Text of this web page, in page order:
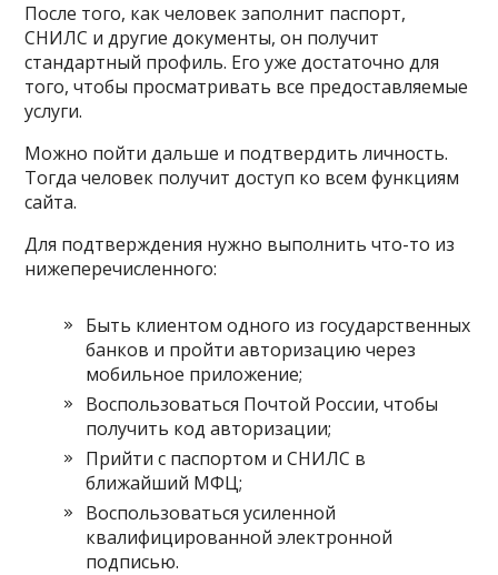
После того, как человек заполнит паспорт,
СНИЛС и другие документы, он получит
стандартный профиль. Его уже достаточно для
того, чтобы просматривать все предоставляемые
услуги.
Можно пойти дальше и подтвердить личность.
Тогда человек получит доступ ко всем функциям
сайта.
Для подтверждения нужно выполнить что-то из
нижеперечисленного:
Быть клиентом одного из государственных
банков и пройти авторизацию через
мобильное приложение;
Воспользоваться Почтой России, чтобы
получить код авторизации;
Прийти с паспортом и СНИЛС в
ближайший МФЦ;
Воспользоваться усиленной
квалифицированной электронной
подписью.